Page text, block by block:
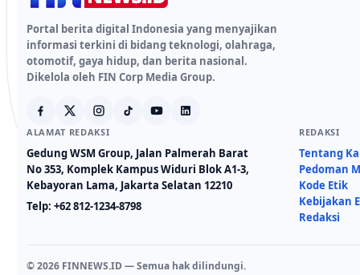
Portal berita digital Indonesia yang menyajikan
informasi terkini di bidang teknologi, olahraga,
otomotif, gaya hidup, dan berita nasional.
Dikelola oleh FIN Corp Media Group.
ALAMAT REDAKSI
Gedung WSM Group, Jalan Palmerah Barat
No 353, Komplek Kampus Widuri Blok A1-3,
Kebayoran Lama, Jakarta Selatan 12210
Telp: +62 812-1234-8798
REDAKSI
Tentang
Pedoman
Kode Etik
Kebijakan
Redaksi
© 2026 FINNEWS.ID — Semua hak dilindungi.